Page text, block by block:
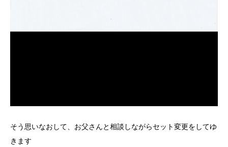
そう思いなおして、お父さんと相談しながらセット変更をしてゆ
きます